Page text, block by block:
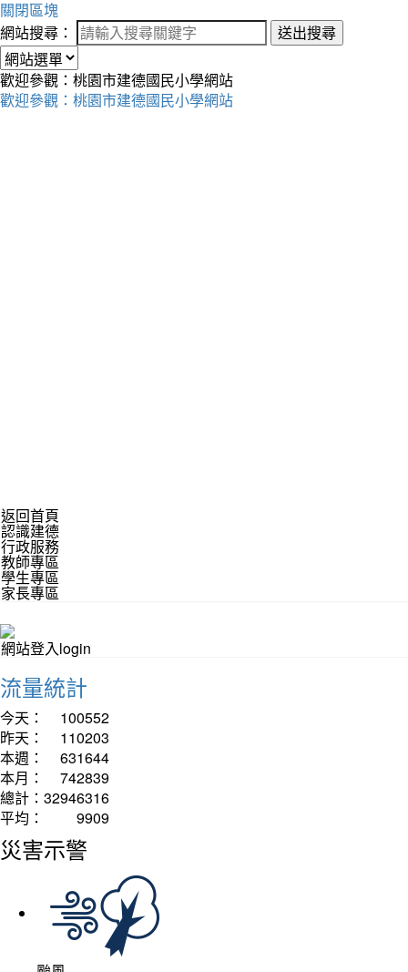
關閉區塊
網站搜尋：
送出搜尋
歡迎參觀：桃園市建德國民小學網站
歡迎參觀：桃園市建德國民小學網站
返回首頁
認識建德
行政服務
教師專區
學生專區
家長專區
網站登入login
流量統計
今天：
100552
昨天：
110203
本週：
631644
本月：
742839
總計： 32946316
平均：
9909
災害示警